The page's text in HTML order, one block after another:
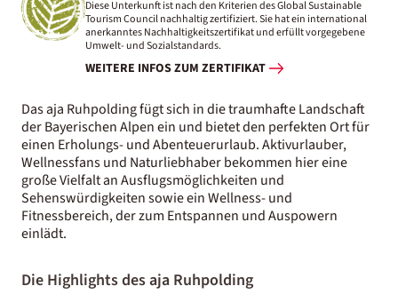
Diese Unterkunft ist nach den Kriterien des Global Sustainable
Tourism Council nachhaltig zertifiziert. Sie hat ein international
anerkanntes Nachhaltigkeitszertifikat und erfüllt vorgegebene
Umwelt- und Sozialstandards.
WEITERE INFOS ZUM ZERTIFIKAT
Das aja Ruhpolding fügt sich in die traumhafte Landschaft
der Bayerischen Alpen ein und bietet den perfekten Ort für
einen Erholungs- und Abenteuerurlaub. Aktivurlauber,
Wellnessfans und Naturliebhaber bekommen hier eine
große Vielfalt an Ausflugsmöglichkeiten und
Sehenswürdigkeiten sowie ein Wellness- und
Fitnessbereich, der zum Entspannen und Auspowern
einlädt.
Die Highlights des aja Ruhpolding